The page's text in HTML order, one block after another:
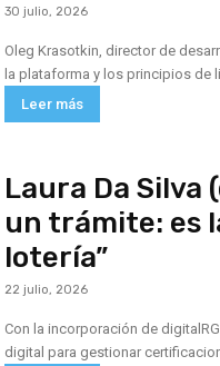
30 julio, 2026
Oleg Krasotkin, director de
la plataforma y los principios de
Leer más
Laura Da Silva
un trámite: es
lotería”
22 julio, 2026
Con la incorporación de
digital para gestionar